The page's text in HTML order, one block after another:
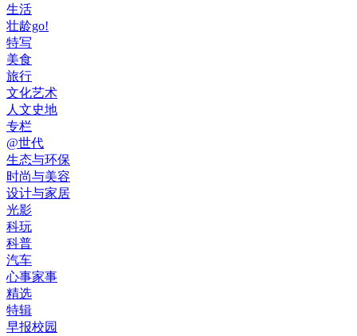
生活
壮龄go!
特写
美食
旅行
文化艺术
人文史地
专栏
@世代
生态与环保
时尚与美容
设计与家居
光影
科玩
科普
汽车
心事家事
精选
特辑
早报校园